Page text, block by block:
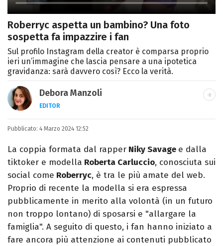
Roberryc aspetta un bambino? Una foto
sospetta fa impazzire i fan
Sul profilo Instagram della creator è comparsa proprio
ieri un’immagine che lascia pensare a una ipotetica
gravidanza: sarà davvero così? Ecco la verità.
Debora Manzoli
EDITOR
LINKEDIN
INSTAGRAM FACEBOOK SITO
Scrittrice, copywriter, editor e pubblicista
mantovana, laureata in Lettere, Cinema e
Tv. Ha due libri all’attivo e ama la scrittura
alla follia.
Pubblicato: 4 Marzo 2024 12:52
La coppia formata dal rapper Niky Savage e dalla
tiktoker e modella Roberta Carluccio, conosciuta sui
social come Roberryc, è tra le più amate del web.
Proprio di recente la modella si era espressa
pubblicamente in merito alla volontà (in un futuro
non troppo lontano) di sposarsi e "allargare la
famiglia". A seguito di questo, i fan hanno iniziato a
fare ancora più attenzione ai contenuti pubblicato